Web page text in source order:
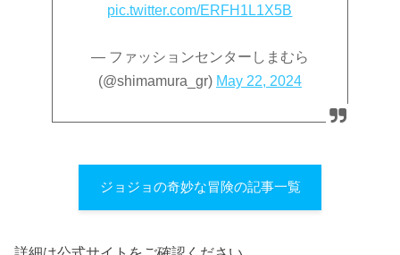
pic.twitter.com/ERFH1L1X5B
— ファッションセンターしまむら
(@shimamura_gr) May 22, 2024
ジョジョの奇妙な冒険の記事一覧